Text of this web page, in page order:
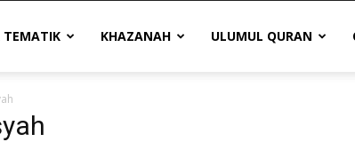
TEMATIK KHAZANAH ULUMUL QURAN